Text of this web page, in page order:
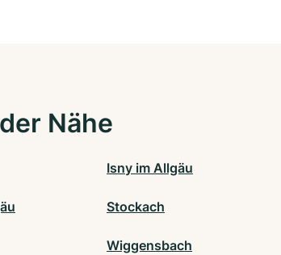
Nähe
Isny im Allgäu
Stockach
Wiggensbach